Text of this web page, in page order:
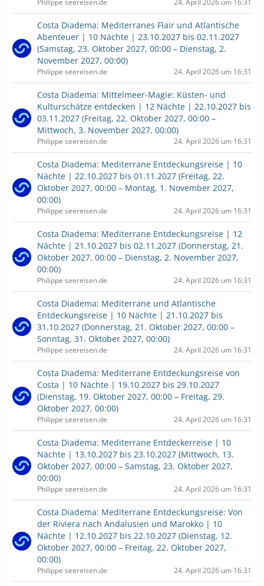
Philippe seereisen.de 24. April 2026 um 16:31
Costa Diadema: Mediterranes Flair und Atlantische
Abenteuer | 10 Nächte | 23.10.2027 bis 02.11.2027
(Samstag, 23. Oktober 2027, 00:00 – Dienstag, 2.
November 2027, 00:00)
Philippe seereisen.de 24. April 2026 um 16:31
Costa Diadema: Mittelmeer-Magie: Küsten- und
Kulturschätze entdecken | 12 Nächte | 22.10.2027 bis
03.11.2027 (Freitag, 22. Oktober 2027, 00:00 –
Mittwoch, 3. November 2027, 00:00)
Philippe seereisen.de 24. April 2026 um 16:31
Costa Diadema: Mediterrane Entdeckungsreise | 10
Nächte | 22.10.2027 bis 01.11.2027 (Freitag, 22.
Oktober 2027, 00:00 – Montag, 1. November 2027,
00:00)
Philippe seereisen.de 24. April 2026 um 16:31
Costa Diadema: Mediterrane Entdeckungsreise | 12
Nächte | 21.10.2027 bis 02.11.2027 (Donnerstag, 21.
Oktober 2027, 00:00 – Dienstag, 2. November 2027,
00:00)
Philippe seereisen.de 24. April 2026 um 16:31
Costa Diadema: Mediterrane und Atlantische
Entdeckungsreise | 10 Nächte | 21.10.2027 bis
31.10.2027 (Donnerstag, 21. Oktober 2027, 00:00 –
Sonntag, 31. Oktober 2027, 00:00)
Philippe seereisen.de 24. April 2026 um 16:31
Costa Diadema: Mediterrane Entdeckungsreise von
Costa | 10 Nächte | 19.10.2027 bis 29.10.2027
(Dienstag, 19. Oktober 2027, 00:00 – Freitag, 29.
Oktober 2027, 00:00)
Philippe seereisen.de 24. April 2026 um 16:31
Costa Diadema: Mediterrane Entdeckerreise | 10
Nächte | 13.10.2027 bis 23.10.2027 (Mittwoch, 13.
Oktober 2027, 00:00 – Samstag, 23. Oktober 2027,
00:00)
Philippe seereisen.de 24. April 2026 um 16:31
Costa Diadema: Mediterrane Entdeckungsreise: Von
der Riviera nach Andalusien und Marokko | 10
Nächte | 12.10.2027 bis 22.10.2027 (Dienstag, 12.
Oktober 2027, 00:00 – Freitag, 22. Oktober 2027,
00:00)
Philippe seereisen.de 24. April 2026 um 16:31